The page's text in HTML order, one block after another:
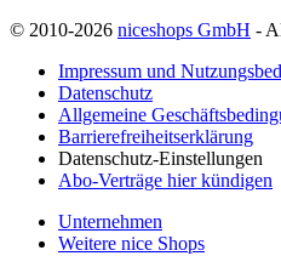
© 2010-2026 niceshops GmbH -
Impressum und
Datenschutz
Allgemeine
Barrierefreiheitserklärung
Datenschutz-Einstellungen
Abo-Verträge hier kündigen
Unternehmen
Weitere nice Shops